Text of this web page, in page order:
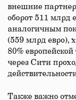
внешние
оборот 511 млрд
аналогичным
(559 млрд евро),
80%
через Сити
Также важно